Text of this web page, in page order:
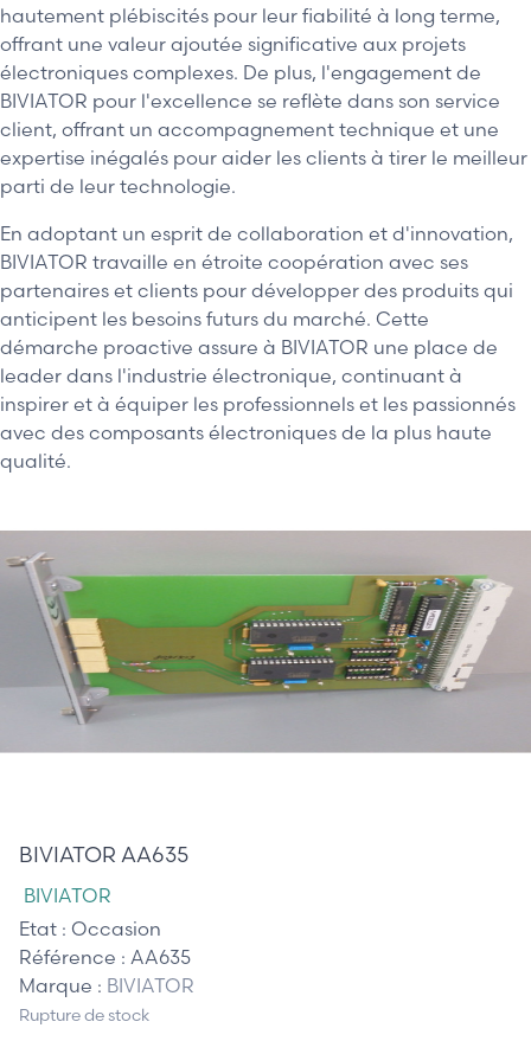
hautement plébiscités pour leur fiabilité à long terme,
offrant une valeur ajoutée significative aux projets
électroniques complexes. De plus, l'engagement de
BIVIATOR pour l'excellence se reflète dans son service
client, offrant un accompagnement technique et une
expertise inégalés pour aider les clients à tirer le meilleur
parti de leur technologie.
En adoptant un esprit de collaboration et d'innovation,
BIVIATOR travaille en étroite coopération avec ses
partenaires et clients pour développer des produits qui
anticipent les besoins futurs du marché. Cette
démarche proactive assure à BIVIATOR une place de
leader dans l'industrie électronique, continuant à
inspirer et à équiper les professionnels et les passionnés
avec des composants électroniques de la plus haute
qualité.
BIVIATOR AA635
BIVIATOR
Etat : Occasion
Référence : AA635
Marque : BIVIATOR
Rupture de stock